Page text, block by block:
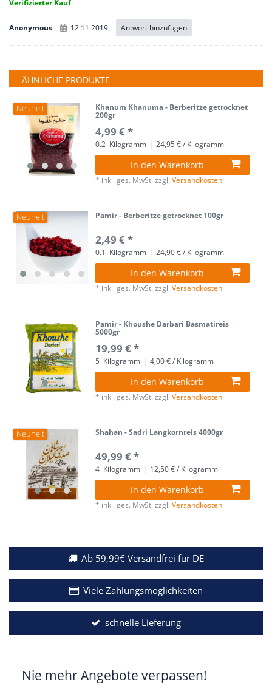
Verifizierter Kauf
Anonymous 12.11.2019 Antwort hinzufügen
ÄHNLICHE PRODUKTE
Neuheit Khanum Khanuma - Berberitze getrocknet
200gr
4,99 € *
0.2 Kilogramm | 24,95 € / Kilogramm
In den Warenkorb
* inkl. ges. MwSt. zzgl.Versandkosten
Neuheit Pamir - Berberitze getrocknet 100gr
2,49 € *
0.1 Kilogramm | 24,90 € / Kilogramm
In den Warenkorb
* inkl. ges. MwSt. zzgl.Versandkosten
Pamir - Khoushe Darbari Basmatireis
5000gr
19,99 € *
5 Kilogramm | 4,00 € / Kilogramm
In den Warenkorb
* inkl. ges. MwSt. zzgl.Versandkosten
Neuheit Shahan - Sadri Langkornreis 4000gr
49,99 € *
4 Kilogramm | 12,50 € / Kilogramm
In den Warenkorb
* inkl. ges. MwSt. zzgl.Versandkosten
Ab 59,99€ Versandfrei für DE
Viele Zahlungsmöglichkeiten
schnelle Lieferung
Nie mehr Angebote verpassen!